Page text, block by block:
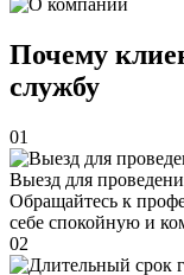
Почему
службу
01
Выезд для
Обращайтесь к
себе спокойную и
02